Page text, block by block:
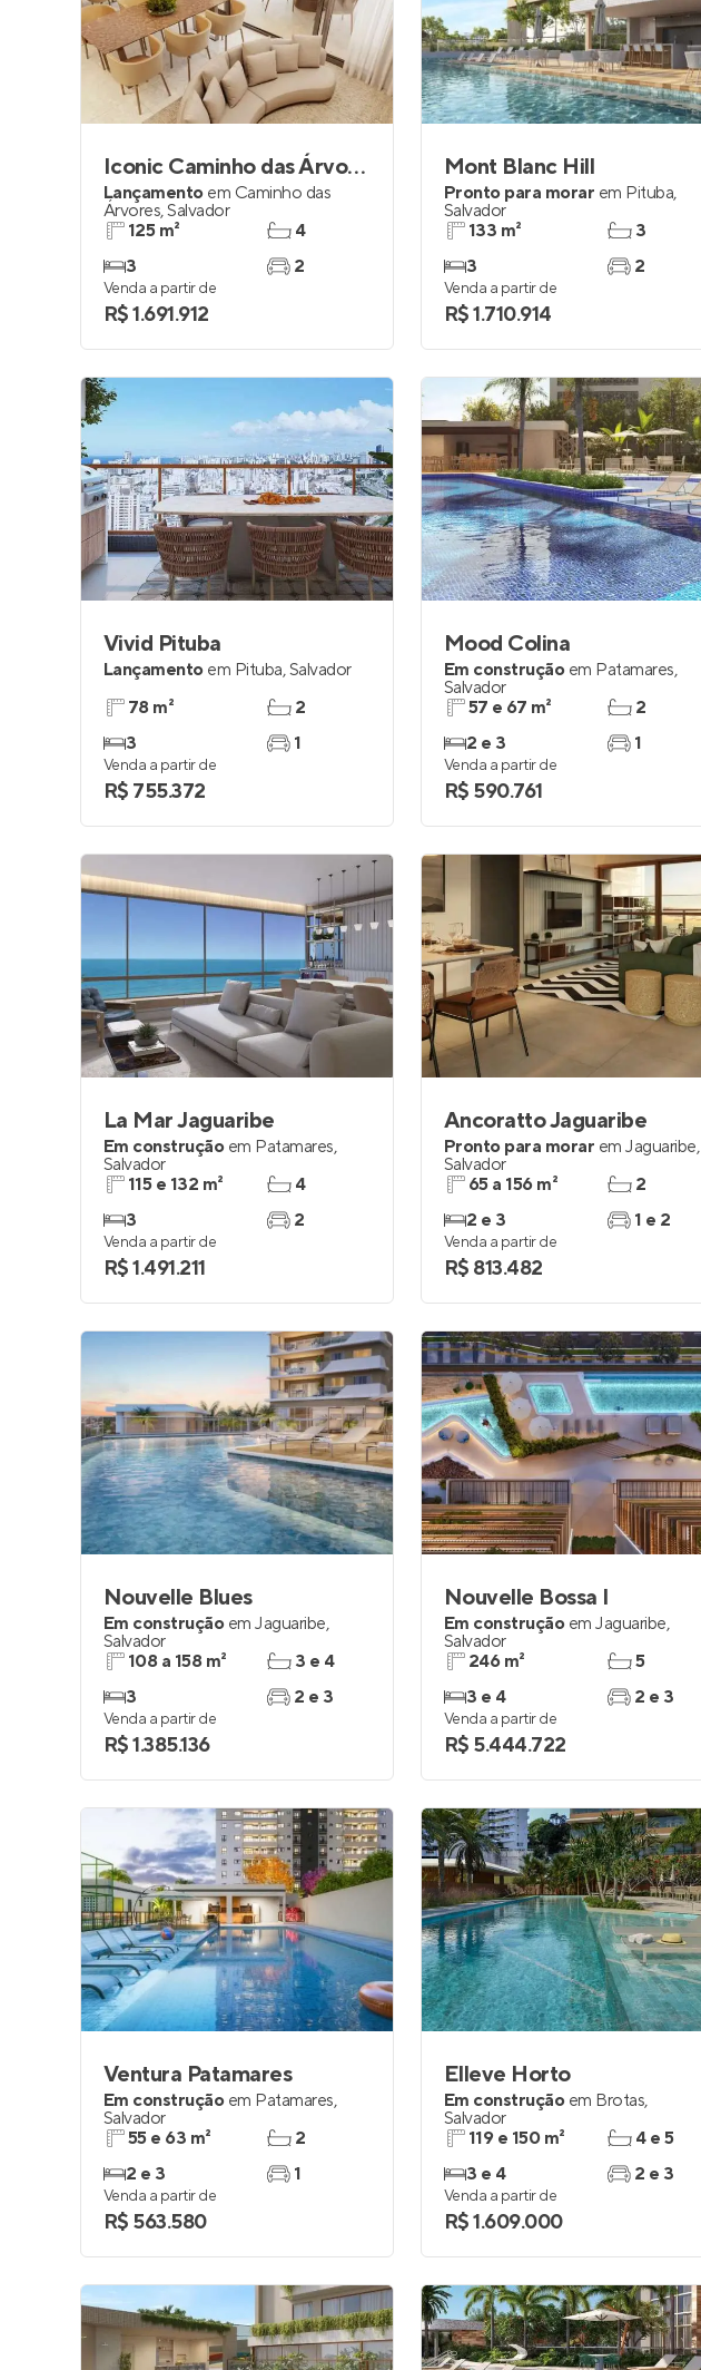
Iconic Caminho das Árvores
Lançamento em Caminho das
Árvores,Salvador
125 m²
3
4
2
Venda a partir de
R$ 1.691.912
Mont Blanc Hill
Pronto para morar em Pituba,
Salvador
133 m²
3
3
2
Venda a partir de
R$ 1.710.914
Vivid Pituba
Lançamento em Pituba,Salvador
78 m²
3
2
1
Venda a partir de
R$ 755.372
Mood Colina
Em construção em Patamares,
Salvador
57 e 67 m²
2 e 3
2
1
Venda a partir de
R$ 590.761
La Mar Jaguaribe
Em construção em Patamares,
Salvador
115 e 132 m²
3
4
2
Venda a partir de
R$ 1.491.211
Ancoratto Jaguaribe
Pronto para morar em Jaguaribe,
Salvador
65 a 156 m²
2 e 3
2
1 e 2
Venda a partir de
R$ 813.482
Nouvelle Blues
Em construção em Jaguaribe,
Salvador
108 a 158 m²
3
3 e 4
2 e 3
Venda a partir de
R$ 1.385.136
Nouvelle Bossa I
Em construção em Jaguaribe,
Salvador
246 m²
3 e 4
5
2 e 3
Venda a partir de
R$ 5.444.722
Ventura Patamares
Em construção em Patamares,
Salvador
55 e 63 m²
2 e 3
2
1
Venda a partir de
R$ 563.580
Elleve Horto
Em construção em Brotas,
Salvador
119 e 150 m²
3 e 4
4 e 5
2 e 3
Venda a partir de
R$ 1.609.000